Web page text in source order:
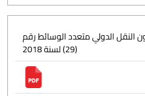
النقل الدولي متعدد الوسائط رقم
(29) لسنة 2018